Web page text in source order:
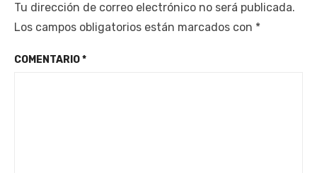
Tu dirección de correo electrónico no será publicada.
Los campos obligatorios están marcados con *
COMENTARIO*